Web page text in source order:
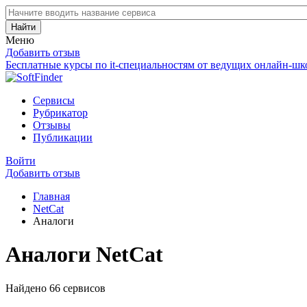
Найти
Меню
Добавить отзыв
Бесплатные курсы по it-специальностям от ведущих онлайн-
Сервисы
Рубрикатор
Отзывы
Публикации
Войти
Добавить отзыв
Главная
NetCat
Аналоги
Аналоги NetCat
Найдено 66 сервисов